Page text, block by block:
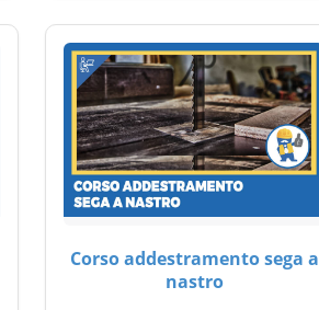
Corso addestramento sega a
nastro